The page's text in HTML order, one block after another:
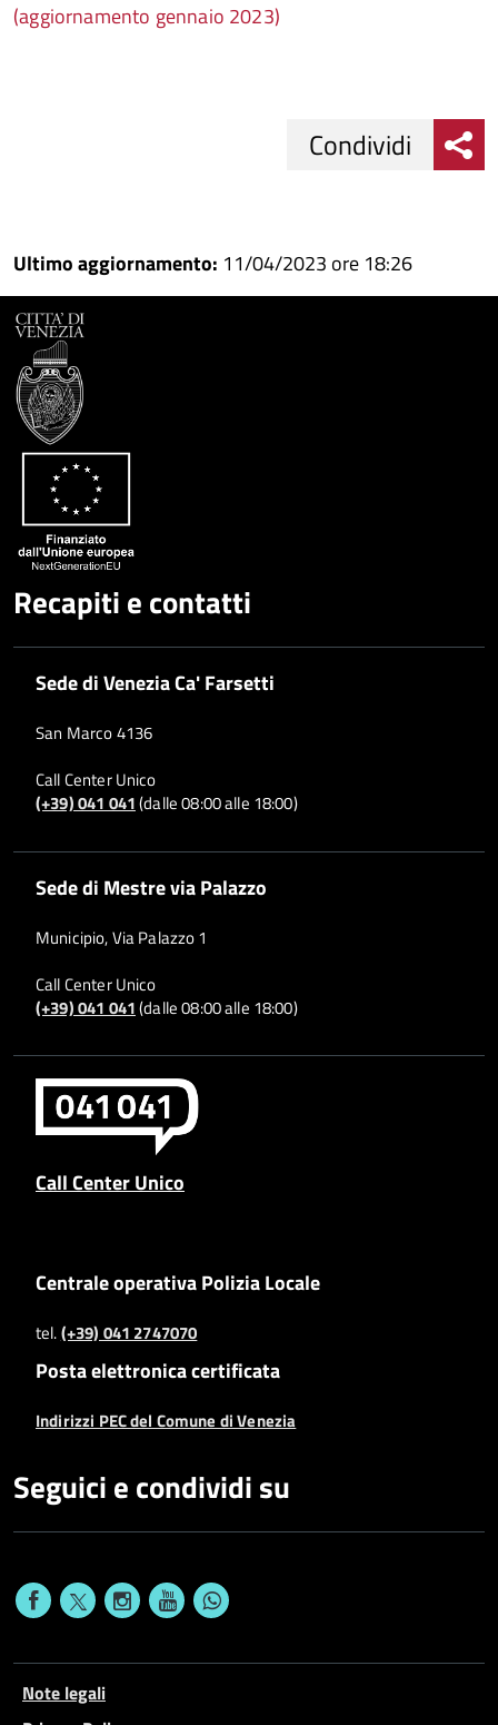
(aggiornamento gennaio 2023)
su
Facebook
Condividi
su
Condividi
Condividi
Ultimo aggiornamento: 11/04/2023 ore 18:26
Recapiti e contatti
Sede di Venezia Ca' Farsetti
San Marco 4136
Call Center Unico
(+39) 041 041(dalle 08:00 alle 18:00)
Sede di Mestre via Palazzo
Municipio, Via Palazzo 1
Call Center Unico
(+39) 041 041(dalle 08:00 alle 18:00)
Call Center Unico
Centrale operativa Polizia Locale
tel.(+39) 041 2747070
Posta elettronica certificata
Indirizzi PEC del Comune di Venezia
Seguici e condividi su
Note legali